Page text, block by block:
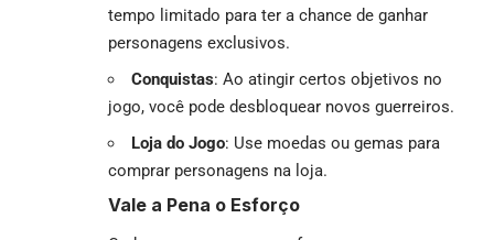
tempo limitado para ter a chance de ganhar
personagens exclusivos.
Conquistas: Ao atingir certos objetivos no
jogo, você pode desbloquear novos guerreiros.
Loja do Jogo: Use moedas ou gemas para
comprar personagens na loja.
Vale a Pena o Esforço